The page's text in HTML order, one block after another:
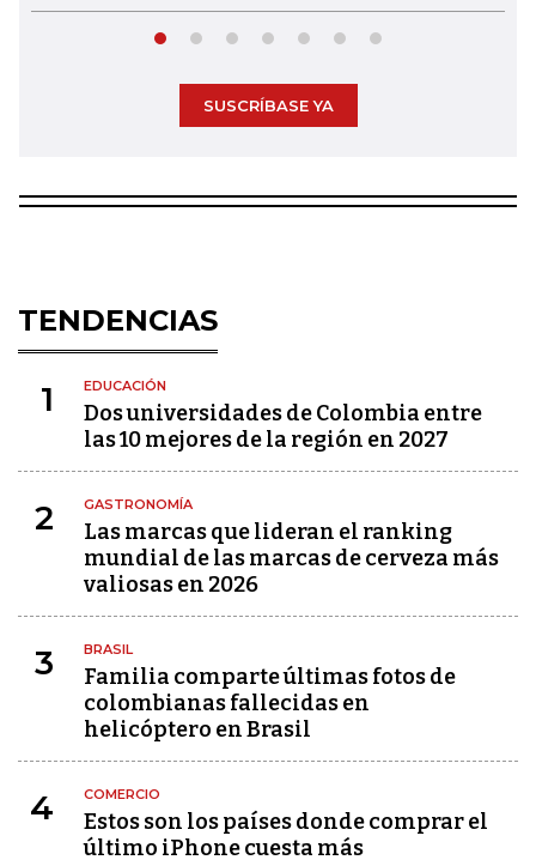
SUSCRÍBASE YA
TENDENCIAS
1 EDUCACIÓN
Dos universidades de Colombia entre
las 10 mejores de la región en 2027
2 GASTRONOMÍA
Las marcas que lideran el ranking
mundial de las marcas de cerveza más
valiosas en 2026
3 BRASIL
Familia comparte últimas fotos de
colombianas fallecidas en
helicóptero en Brasil
4 COMERCIO
Estos son los países donde comprar el
último iPhone cuesta más